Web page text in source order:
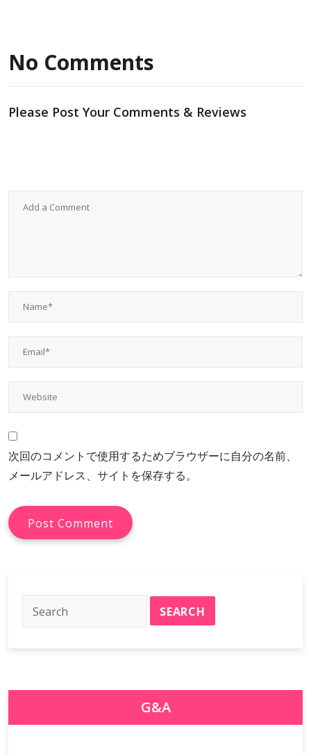
No Comments
Please Post Your Comments & Reviews
次回のコメントで使用するためブラウザーに自分の名前、
メールアドレス、サイトを保存する。
G&A